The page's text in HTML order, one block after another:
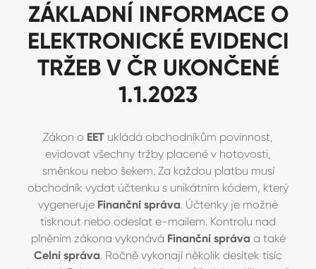
ZÁKLADNÍ INFORMACE O
ELEKTRONICKÉ EVIDENCI
TRŽEB V ČR UKONČENÉ
1.1.2023
Zákon o EET ukládá obchodníkům povinnost,
evidovat všechny tržby placené v hotovosti,
směnkou nebo šekem. Za každou platbu musí
obchodník vydat účtenku s unikátním kódem, který
vygeneruje Finanční správa. Účtenky je možné
tisknout nebo odeslat e-mailem. Kontrolu nad
plněním zákona vykonává Finanční správa a také
Celní správa. Ročně vykonají několik desítek tisíc